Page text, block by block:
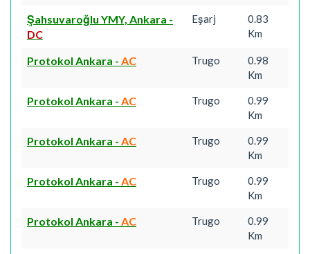
Şahsuvaroğlu YMY, Ankara -
DC
Eşarj
0.83
Km
Protokol Ankara - AC Trugo
0.98
Km
Protokol Ankara - AC Trugo
0.99
Km
Protokol Ankara - AC Trugo
0.99
Km
Protokol Ankara - AC Trugo
0.99
Km
Protokol Ankara - AC Trugo
0.99
Km